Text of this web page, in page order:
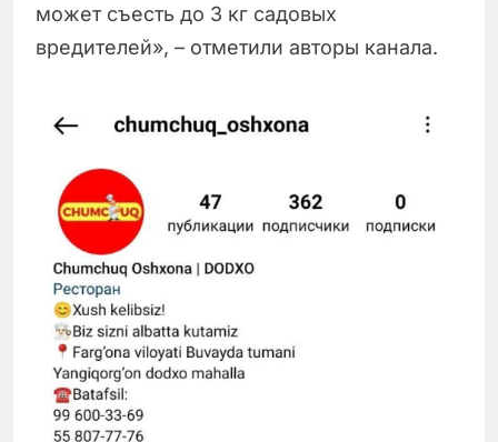
может съесть до 3 кг садовых
вредителей», – отметили авторы канала.